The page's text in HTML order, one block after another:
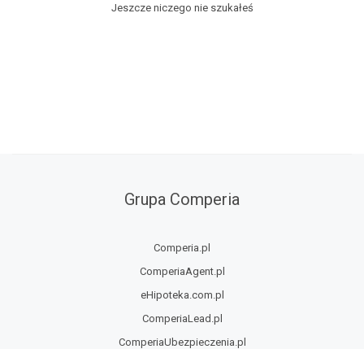
Jeszcze niczego nie szukałeś
Grupa Comperia
Comperia.pl
ComperiaAgent.pl
eHipoteka.com.pl
ComperiaLead.pl
ComperiaUbezpieczenia.pl